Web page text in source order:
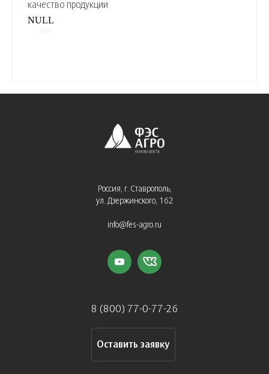
качество продукции
NULL
Россия, г. Ставрополь,
ул. Дзержинского, 162
info@fes-agro.ru
8 (800) 77-0-77-26
Оставить заявку